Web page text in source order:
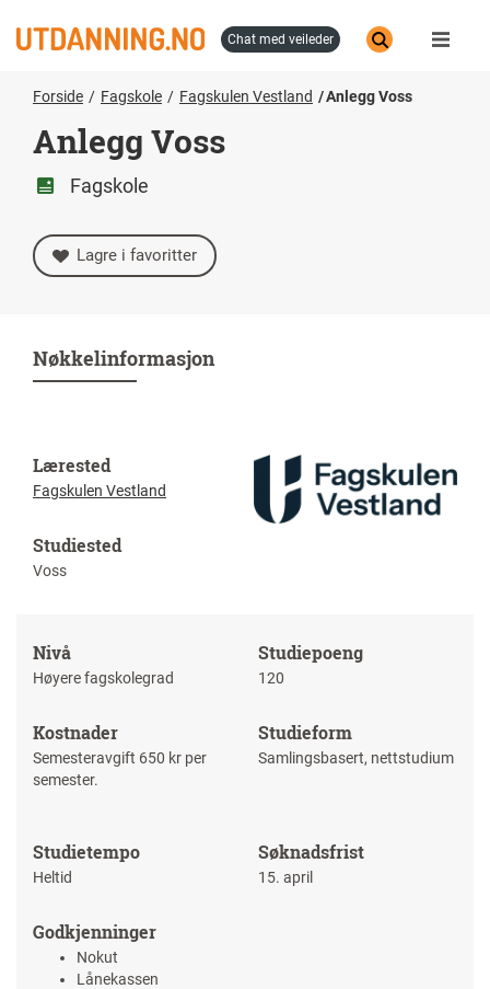
til
chat med veileder
Forside Fagskole Fagskulen Vestland Anlegg Voss
Anlegg Voss
Fagskole
Lagre i favoritter
Nøkkelinformasjon
Lærested
Fagskulen Vestland
Studiested
Voss
Nivå
Høyere fagskolegrad
Studiepoeng
120
Kostnader
Semesteravgift 650 kr per
semester.
Studieform
Samlingsbasert, nettstudium
Studietempo
Heltid
Søknadsfrist
15. april
Godkjenninger
Nokut
Lånekassen